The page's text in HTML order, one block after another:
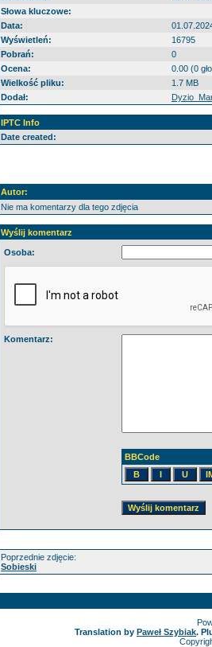
Słowa kluczowe:
Data:
Wyświetleń:
16795
Pobrań:
0
Ocena:
0.00 (0
Wielkość pliku:
1.7 MB
Dodał:
IPTC Info
Date created:
Autor:
Nie ma komentarzy dla tego zdjęcia
Wyślij komentarz
Osoba:
Komentarz:
BBCode
Poprzednie zdjęcie:
Sobieski
Translation by Paweł Szybiak.